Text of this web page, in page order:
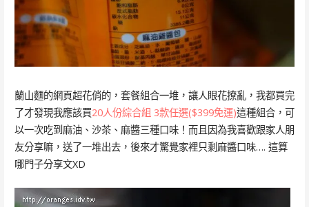
蘭山麵的網頁超花俏的，套餐組合一堆，讓人眼花撩亂，我都買完
了才發現我應該買20人份綜合組 3款任選($399免運)這種組合，可
以一次吃到麻油、沙茶、麻醬三種口味！而且因為我喜歡跟家人朋
友分享嘛，送了一堆出去，後來才驚覺家裡只剩麻醬口味…. 這算
哪門子分享文XD